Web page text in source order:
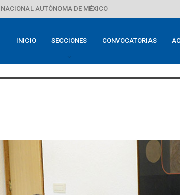
AUTÓNOMA DE MÉXICO
INICIO SECCIONES CONVOCATORIAS